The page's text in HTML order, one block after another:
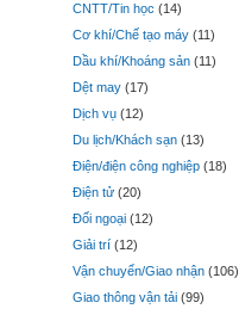
CNTT/Tin học (14)
Cơ khí/Chế tạo máy (11)
Dầu khí/Khoáng sản (11)
Dệt may (17)
Dịch vụ (12)
Du lịch/Khách sạn (13)
Điện/điện công nghiệp (18)
Điện tử (20)
Đối ngoại (12)
Giải trí (12)
Vận chuyển/Giao nhận (106)
Giao thông vận tải (99)